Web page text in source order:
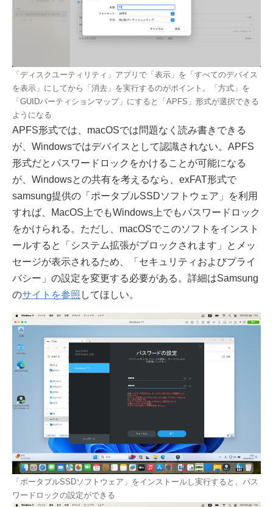
「ディスクユーティリティ」アプリで「表示」を「すべてのデバイス
を表示」にしてから「消去」を実行するのがポイント。「方式」を
「GUIDパーティションマップ」にすると「APFS」形式が選択できる
ようになる
APFS形式では、macOSでは問題なく読み書きできる
が、Windowsではデバイスとして認識されない。APFS
形式だとパスワードロックをかけることが可能になる
が、Windowsとの共有を考えるなら、exFAT形式で
samsung提供の「ポータブルSSDソフトウェア」を利用
すれば、MacOS上でもWindows上でもパスワードロック
をかけられる。ただし、macOSでこのソフトをインスト
ールすると「システム拡張がブロックされます」とメッ
セージが表示されるため、「セキュリティおよびプライ
バシー」の設定を変更する必要がある。詳細はSamsung
のサイトを参照 してほしい。
「ポータブルSSDソフトウェア」をインストールし実行すると、パス
ワードロックの設定ができる